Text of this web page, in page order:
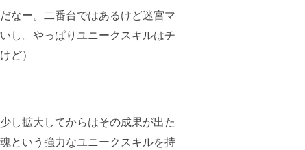
なー。二番台ではあるけど迷宮マ
し。やっぱりユニークスキルはチ
ど）
し拡大してからはその成果が出た
という強力なユニークスキルを持